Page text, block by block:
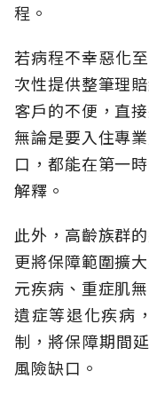
程。
若病程不幸惡化
次性提供整筆理
客戶的不便，直
無論是要入住專
口，都能在第一
解釋。
此外，高齡族群
更將保障範圍擴
元疾病、重症肌
遺症等退化疾病
制，將保障期間
風險缺口。